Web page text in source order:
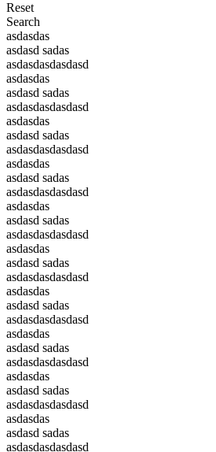
Reset
Search
asdasdas
asdasd sadas
asdasdasdasdasd
asdasdas
asdasd sadas
asdasdasdasdasd
asdasdas
asdasd sadas
asdasdasdasdasd
asdasdas
asdasd sadas
asdasdasdasdasd
asdasdas
asdasd sadas
asdasdasdasdasd
asdasdas
asdasd sadas
asdasdasdasdasd
asdasdas
asdasd sadas
asdasdasdasdasd
asdasdas
asdasd sadas
asdasdasdasdasd
asdasdas
asdasd sadas
asdasdasdasdasd
asdasdas
asdasd sadas
asdasdasdasdasd